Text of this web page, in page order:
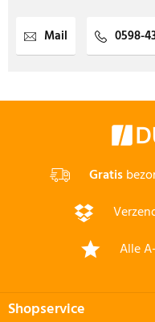
Mail 0598-
Gratis
Alle
Shopservice